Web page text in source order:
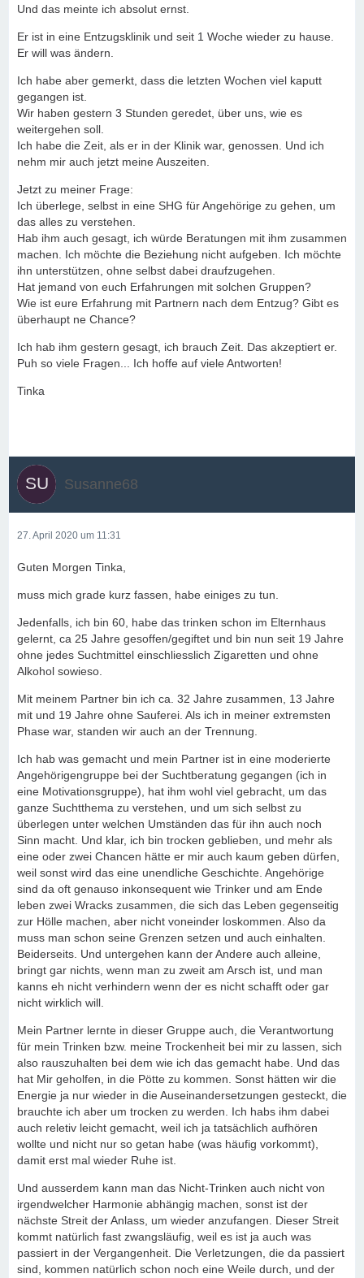
Und das meinte ich absolut ernst.
Er ist in eine Entzugsklinik und seit 1 Woche wieder zu hause.
Er will was ändern.
Ich habe aber gemerkt, dass die letzten Wochen viel kaputt
gegangen ist.
Wir haben gestern 3 Stunden geredet, über uns, wie es
weitergehen soll.
Ich habe die Zeit, als er in der Klinik war, genossen. Und ich
nehm mir auch jetzt meine Auszeiten.
Jetzt zu meiner Frage:
Ich überlege, selbst in eine SHG für Angehörige zu gehen, um
das alles zu verstehen.
Hab ihm auch gesagt, ich würde Beratungen mit ihm zusammen
machen. Ich möchte die Beziehung nicht aufgeben. Ich möchte
ihn unterstützen, ohne selbst dabei draufzugehen.
Hat jemand von euch Erfahrungen mit solchen Gruppen?
Wie ist eure Erfahrung mit Partnern nach dem Entzug? Gibt es
überhaupt ne Chance?
Ich hab ihm gestern gesagt, ich brauch Zeit. Das akzeptiert er.
Puh so viele Fragen... Ich hoffe auf viele Antworten!
Tinka
Susanne68
27. April 2020 um 11:31
Guten Morgen Tinka,
muss mich grade kurz fassen, habe einiges zu tun.
Jedenfalls, ich bin 60, habe das trinken schon im Elternhaus
gelernt, ca 25 Jahre gesoffen/gegiftet und bin nun seit 19 Jahre
ohne jedes Suchtmittel einschliesslich Zigaretten und ohne
Alkohol sowieso.
Mit meinem Partner bin ich ca. 32 Jahre zusammen, 13 Jahre
mit und 19 Jahre ohne Sauferei. Als ich in meiner extremsten
Phase war, standen wir auch an der Trennung.
Ich hab was gemacht und mein Partner ist in eine moderierte
Angehörigengruppe bei der Suchtberatung gegangen (ich in
eine Motivationsgruppe), hat ihm wohl viel gebracht, um das
ganze Suchtthema zu verstehen, und um sich selbst zu
überlegen unter welchen Umständen das für ihn auch noch
Sinn macht. Und klar, ich bin trocken geblieben, und mehr als
eine oder zwei Chancen hätte er mir auch kaum geben dürfen,
weil sonst wird das eine unendliche Geschichte. Angehörige
sind da oft genauso inkonsequent wie Trinker und am Ende
leben zwei Wracks zusammen, die sich das Leben gegenseitig
zur Hölle machen, aber nicht voneinder loskommen. Also da
muss man schon seine Grenzen setzen und auch einhalten.
Beiderseits. Und untergehen kann der Andere auch alleine,
bringt gar nichts, wenn man zu zweit am Arsch ist, und man
kanns eh nicht verhindern wenn der es nicht schafft oder gar
nicht wirklich will.
Mein Partner lernte in dieser Gruppe auch, die Verantwortung
für mein Trinken bzw. meine Trockenheit bei mir zu lassen, sich
also rauszuhalten bei dem wie ich das gemacht habe. Und das
hat Mir geholfen, in die Pötte zu kommen. Sonst hätten wir die
Energie ja nur wieder in die Auseinandersetzungen gesteckt, die
brauchte ich aber um trocken zu werden. Ich habs ihm dabei
auch reletiv leicht gemacht, weil ich ja tatsächlich aufhören
wollte und nicht nur so getan habe (was häufig vorkommt),
damit erst mal wieder Ruhe ist.
Und ausserdem kann man das Nicht-Trinken auch nicht von
irgendwelcher Harmonie abhängig machen, sonst ist der
nächste Streit der Anlass, um wieder anzufangen. Dieser Streit
kommt natürlich fast zwangsläufig, weil es ist ja auch was
passiert in der Vergangenheit. Die Verletzungen, die da passiert
sind, kommen natürlich schon noch eine Weile durch, und der